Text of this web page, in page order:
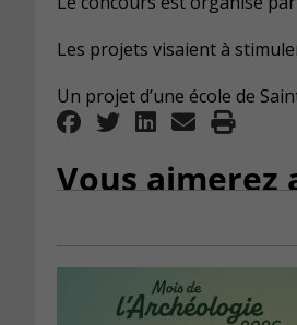
Les projets visaient à
Un projet d’une école de
Vous aimerez